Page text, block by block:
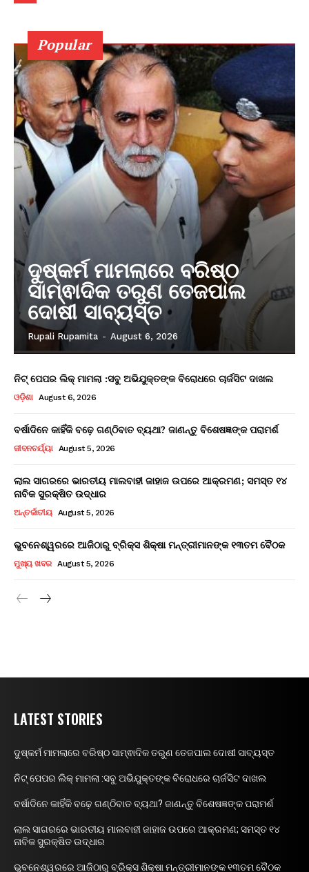
Popular
ଦୁଷ୍କର୍ମ ମାମଲାରେ ବରିଷ୍ଠ
ସାମ୍ଵାଦିକ ତରୁଣ ତେଜପାଲ
ଦୋଷୀ ସାବ୍ୟସ୍ତ
Rupali Rupamita - August 6, 2026
ନିଟ୍ ପେପର ଲିକ୍ ମାମଲା :ସବୁ ଅଭିଯୁକ୍ତଙ୍କ ବିରୋଧରେ ଚାର୍ଜସିଟ ଦାଖଲ
ଓଡ଼ିଶା August 6, 2026
ବର୍ଷାଦିନେ କାହିଁକି ବଢ଼େ ଗଣ୍ଠିବାତ ବ୍ୟଥା? ଜାଣନ୍ତୁ ବିଶେଷଜ୍ଞଙ୍କ ପରାମର୍ଶ
ଜୀବନଚର୍ଯ୍ୟା August 5, 2026
ଲାଲ ସାଗରରେ ଭାରତୀୟ ମାଲବାହୀ ଜାହାଜ ଉପରେ ଆକ୍ରମଣ; ସମସ୍ତ ୧୪
ନାବିକ ସୁରକ୍ଷିତ ଉଦ୍ଧାର
ଅନ୍ତର୍ଜାତୀୟ August 5, 2026
ଭୁବନେଶ୍ୱରରେ ଆଜିଠାରୁ ବ୍ରିକ୍ସ ଶିକ୍ଷା ମନ୍ତ୍ରୀମାନଙ୍କ ୧୩ତମ ବୈଠକ
ମୁଖ୍ୟ ଖବର August 5, 2026
LATEST STORIES
ଦୁଷ୍କର୍ମ ମାମଲାରେ ବରିଷ୍ଠ ସାମ୍ଵାଦିକ ତରୁଣ ତେଜପାଲ ଦୋଷୀ ସାବ୍ୟସ୍ତ
ନିଟ୍ ପେପର ଲିକ୍ ମାମଲା :ସବୁ ଅଭିଯୁକ୍ତଙ୍କ ବିରୋଧରେ ଚାର୍ଜସିଟ ଦାଖଲ
ବର୍ଷାଦିନେ କାହିଁକି ବଢ଼େ ଗଣ୍ଠିବାତ ବ୍ୟଥା? ଜାଣନ୍ତୁ ବିଶେଷଜ୍ଞଙ୍କ ପରାମର୍ଶ
ଲାଲ ସାଗରରେ ଭାରତୀୟ ମାଲବାହୀ ଜାହାଜ ଉପରେ ଆକ୍ରମଣ; ସମସ୍ତ ୧୪
ନାବିକ ସୁରକ୍ଷିତ ଉଦ୍ଧାର
ଭୁବନେଶ୍ୱରରେ ଆଜିଠାରୁ ବ୍ରିକ୍ସ ଶିକ୍ଷା ମନ୍ତ୍ରୀମାନଙ୍କ ୧୩ତମ ବୈଠକ